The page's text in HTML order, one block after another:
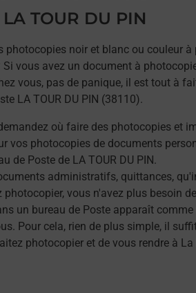
TOUR DU PIN
photocopies noir et blanc ou couleur
Si vous avez un document à
vous, pas de panique, il est tout à
LA TOUR DU PIN (38110).
où faire des photocopies et
vos photocopies de documents
de Poste de LA TOUR DU PIN.
administratifs, quittances,
photocopier, vous n'avez plus besoin
un bureau de Poste apparaît
Pour cela, rien de plus simple, il
photocopier et de vous rendre à La